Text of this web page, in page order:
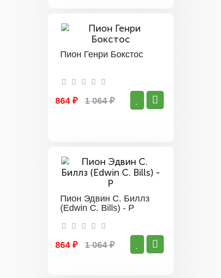
Пион Генри Бокстос
864 ₽ 1 064 ₽
Пион Эдвин С. Биллз
(Edwin C. Bills) - Р
864 ₽ 1 064 ₽